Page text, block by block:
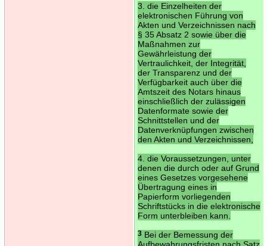
3. die Einzelheiten der
elektronischen Führung von
Akten und Verzeichnissen nach
§ 35 Absatz 2 sowie über die
Maßnahmen zur
Gewährleistung der
Vertraulichkeit, der Integrität,
der Transparenz und der
Verfügbarkeit auch über die
Amtszeit des Notars hinaus
einschließlich der zulässigen
Datenformate sowie der
Schnittstellen und der
Datenverknüpfungen zwischen
den Akten und Verzeichnissen,
4. die Voraussetzungen, unter
denen die durch oder auf Grund
eines Gesetzes vorgesehene
Übertragung eines in
Papierform vorliegenden
Schriftstücks in die elektronische
Form unterbleiben kann.
3Bei der Bemessung der
Aufbewahrungsfristen nach Satz